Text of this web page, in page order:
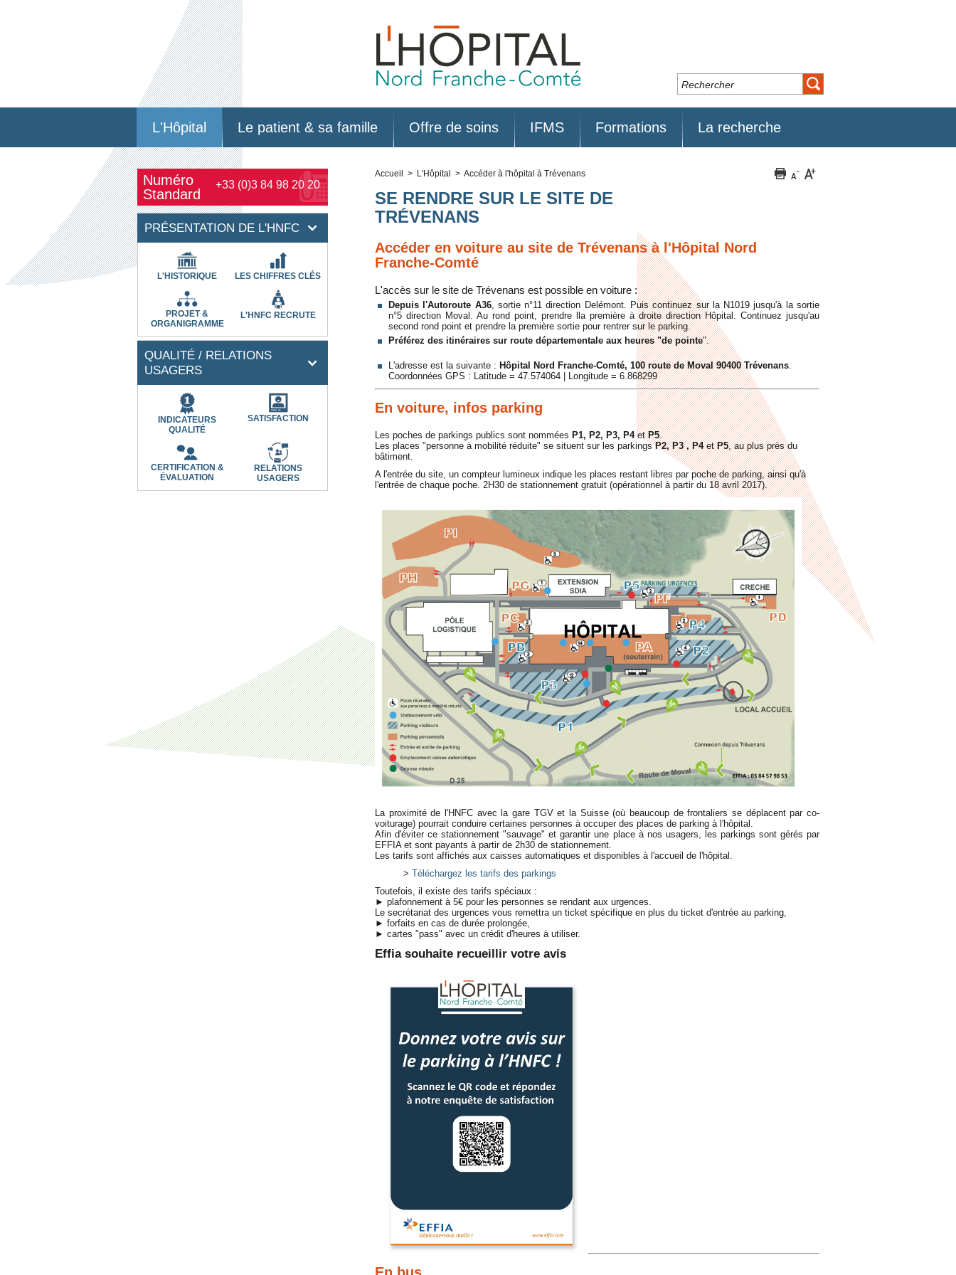
L'Hôpital Le patient & sa famille Offre de soins IFMS Formations La recherche
Numéro
Standard
+33 (0)3 84 98 20 20
PRÉSENTATION DE L'HNFC
L'HISTORIQUE LES CHIFFRES CLÉS
PROJET &
ORGANIGRAMME
L'HNFC RECRUTE
QUALITÉ / RELATIONS
USAGERS
INDICATEURS
QUALITÉ
SATISFACTION
CERTIFICATION &
ÉVALUATION
RELATIONS
USAGERS
Accueil > L'Hôpital > Accéder à l'hôpital à Trévenans
SE RENDRE SUR LE SITE DE
TRÉVENANS
Accéder en voiture au site de Trévenans à l'Hôpital Nord
Franche-Comté
L'accès sur le site de Trévenans est possible en voiture :
Depuis l'Autoroute A36, sortie n°11 direction Delémont. Puis continuez sur la N1019 jusqu'à la sortie
n°5 direction Moval. Au rond point, prendre lla première à droite direction Hôpital. Continuez jusqu'au
second rond point et prendre la première sortie pour rentrer sur le parking.
Préférez des itinéraires sur route départementale aux heures "de pointe".
L'adresse est la suivante : Hôpital Nord Franche-Comté, 100 route de Moval 90400 Trévenans.
Coordonnées GPS : Latitude = 47.574064 | Longitude = 6.868299
En voiture, infos parking
Les poches de parkings publics sont nommées P1, P2, P3, P4etP5.
Les places "personne à mobilité réduite" se situent sur les parkingsP2, P3 , P4etP5, au plus près du
bâtiment.
A l'entrée du site, un compteur lumineux indique les places restant libres par poche de parking, ainsi qu'à
l'entrée de chaque poche. 2H30 de stationnement gratuit (opérationnel à partir du 18 avril 2017).
La proximité de l'HNFC avec la gare TGV et la Suisse (où beaucoup de frontaliers se déplacent par co-
voiturage) pourrait conduire certaines personnes à occuper des places de parking à l'hôpital.
Afin d'éviter ce stationnement "sauvage" et garantir une place à nos usagers, les parkings sont gérés par
EFFIA et sont payants à partir de 2h30 de stationnement.
Les tarifs sont affichés aux caisses automatiques et disponibles à l'accueil de l'hôpital.
> Téléchargez les tarifs des parkings
Toutefois, il existe des tarifs spéciaux :
► plafonnement à 5€ pour les personnes se rendant aux urgences.
Le secrétariat des urgences vous remettra un ticket spécifique en plus du ticket d'entrée au parking,
► forfaits en cas de durée prolongée,
► cartes "pass" avec un crédit d'heures à utiliser.
Effia souhaite recueillir votre avis